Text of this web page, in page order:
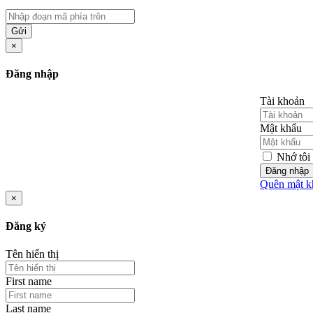
Gửi
×
Đăng nhập
Tài khoản
Mật khẩu
Nhớ tôi
Đăng nhập
Quên mật
×
Đăng ký
Tên hiển thị
First name
Last name